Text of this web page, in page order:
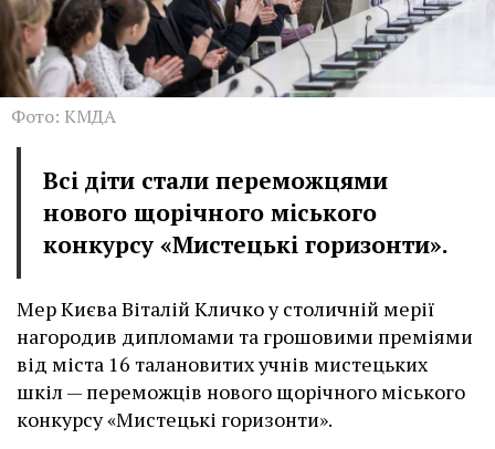
Фото: КМДА
Всі діти стали переможцями
нового щорічного міського
конкурсу «Мистецькі горизонти».
Мер Києва Віталій Кличко у столичній мерії
нагородив дипломами та грошовими преміями
від міста 16 талановитих учнів мистецьких
шкіл — переможців нового щорічного міського
конкурсу «Мистецькі горизонти».